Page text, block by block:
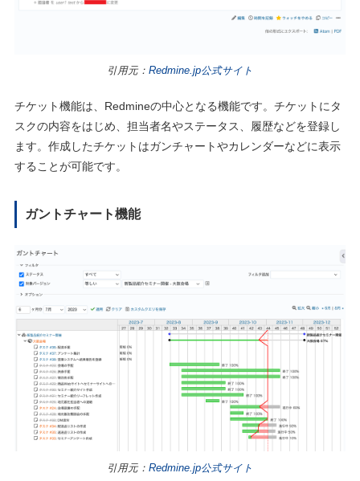
引用元： Redmine.jp公式サイト
チケット機能は、Redmineの中心となる機能です。チケットにタ
スクの内容をはじめ、担当者名やステータス、履歴などを登録し
ます。作成したチケットはガンチャートやカレンダーなどに表示
することが可能です。
ガントチャート機能
引用元： Redmine.jp公式サイト